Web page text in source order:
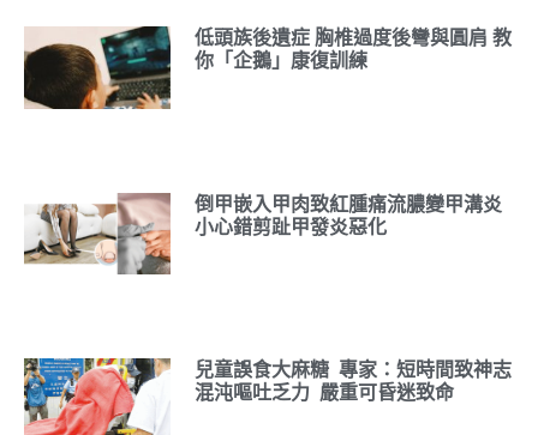
低頭族後遺症 胸椎過度後彎與圓肩 教
你「企鵝」康復訓練
倒甲嵌入甲肉致紅腫痛流膿變甲溝炎
小心錯剪趾甲發炎惡化
兒童誤食大麻糖 專家：短時間致神志
混沌嘔吐乏力 嚴重可昏迷致命